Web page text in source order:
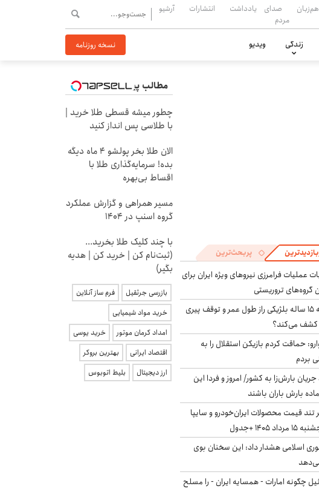
هم‌زبان
صدای
مردم
یادداشت انتشارات آرشیو
زندگی ویدیو نسخه روزنامه
پربحث‌ترین
عملیات فرامرزی نیروهای ویژه ایران برای
گروه‌های تروریستی
نابغه ۱۵ ساله بلژیکی راز طول عمر و توقف پیری
کشف می‌کند؟
حماقت کردم بازیکن استقلال را به
بردم
جریان بارش‌زا به کشور/ امروز و فردا این
بارش باران باشند
تند قیمت محصولات ایران‌خودرو و سایپا
۱۴۰۵ +جدول
اسلامی هشدار داد: این سخنان بوی
چگونه امارات - همسایه ایران - را مسلح
مطالب پیشنهادی
چطور میشه قسطی طلا خرید |
با طلاسی پس انداز کنید
الان طلا بخر پولشو 4 ماه دیگه
بده! سرمایه‌گذاری طلا با
اقساط بی‌بهره
مسیر همراهی و گزارش عملکرد
گروه اسنپ در ۱۴۰۴
با چند کلیک طلا بخرید...
(ثبت‌نام کن | خرید کن | هدیه
بگیر)
بازرسی جرثقیل
فرم ساز آنلاین
خرید مواد شیمیایی
امداد کرمان موتور
خرید یوسی
اقتصاد ایرانی
بهترین بروکر
ارز دیجیتال
بلیط اتوبوس